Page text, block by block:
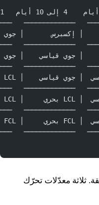
─────────────
─────────────
─────────────
─────────────
─────────────
─────────────
ثلاثة معدّلات تحرّك